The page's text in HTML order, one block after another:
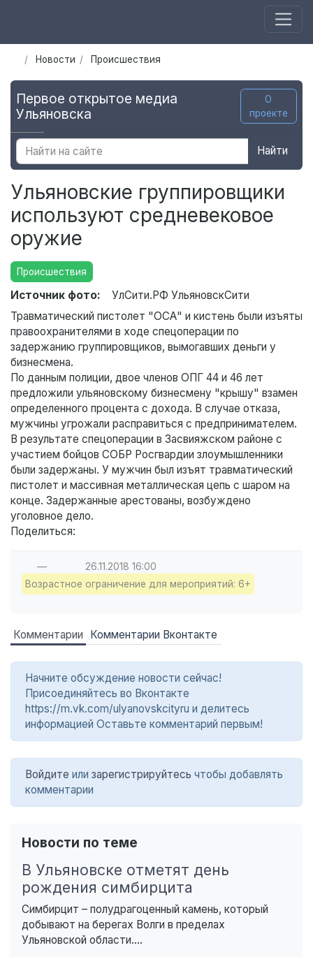
Новости Происшествия
Первое открытое медиа
Ульяновска
О
проекте
Найти
Ульяновские группировщики
используют средневековое
оружие
Происшествия
Источник фото:
УлСити.РФ УльяновскСити
Травматический пистолет "ОСА" и кистень были изъяты
правоохранителями в ходе спецоперации по
задержанию группировщиков, вымогавших деньги у
бизнесмена.
По данным полиции, двое членов ОПГ 44 и 46 лет
предложили ульяновскому бизнесмену "крышу" взамен
определенного процента с дохода. В случае отказа,
мужчины угрожали расправиться с предпринимателем.
В результате спецоперации в Засвияжском районе с
участием бойцов СОБР Росгвардии злоумышленники
были задержаны. У мужчин был изъят травматический
пистолет и массивная металлическая цепь с шаром на
конце. Задержанные арестованы, возбуждено
уголовное дело.
Поделиться:
— 26.11.2018 16:00
Возрастное ограничение для мероприятий: 6+
Комментарии Комментарии Вконтакте
Начните обсуждение новости сейчас!
Присоединяйтесь во Вконтакте
https://m.vk.com/ulyanovskcityru и делитесь
информацией Оставьте комментарий первым!
Войдите или зарегистрируйтесь чтобы добавлять
комментарии
Новости по теме
В Ульяновске отметят день
рождения симбирцита
Симбирцит – полудрагоценный камень, который
добывают на берегах Волги в пределах
Ульяновской области....